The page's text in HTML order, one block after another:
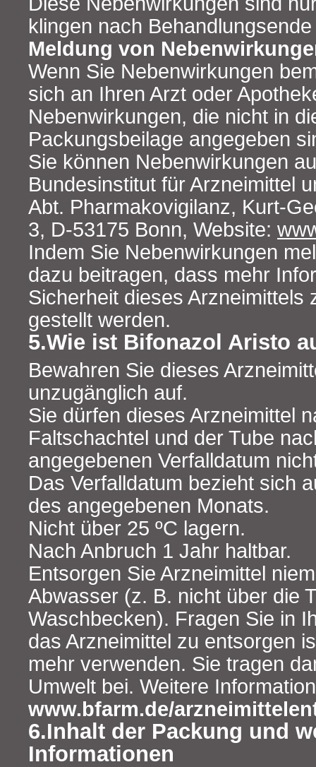
klingen nach
Meldung von
Wenn Sie Nebenwirkungen
sich an Ihren Arzt oder
Nebenwirkungen, die nicht in
Packungsbeilage angegeben
Sie können Nebenwirkungen
Bundesinstitut für Arzneimittel
Abt. Pharmakovigilanz, Kurt-
3, D-53175 Bonn, Website:
Indem Sie Nebenwirkungen
dazu beitragen, dass mehr
Sicherheit dieses Arzneimittels
gestellt werden.
5.Wie ist Bifonazol Aristo
Bewahren Sie dieses
unzugänglich auf.
Sie dürfen dieses Arzneimittel
Faltschachtel und der Tube
angegebenen Verfalldatum
Das Verfalldatum bezieht sich
des angegebenen Monats.
Nicht über 25 ºC lagern.
Nach Anbruch 1 Jahr haltbar.
Entsorgen Sie Arzneimittel
Abwasser (z. B. nicht über die
Waschbecken). Fragen Sie in
das Arzneimittel zu entsorgen
mehr verwenden. Sie tragen
Umwelt bei. Weitere
www.bfarm.de/
6.Inhalt der Packung und
Informationen